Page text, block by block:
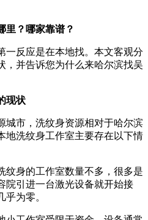
里？哪家靠谱？
一反应是在本地找。本文客观分
，并告诉您为什么来哈尔滨找吴
现状
城市，洗纹身资源相对于哈尔滨
地洗纹身工作室主要存在以下情
纹身的工作室数量不多，很多是
院引进一台激光设备就开始接
为零。